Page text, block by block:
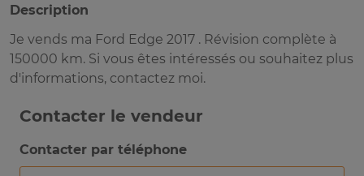
Description
Je vends ma Ford Edge 2017 . Révision complète à
150000 km. Si vous êtes intéressés ou souhaitez plus
d'informations, contactez moi.
Contacter le vendeur
Contacter par téléphone